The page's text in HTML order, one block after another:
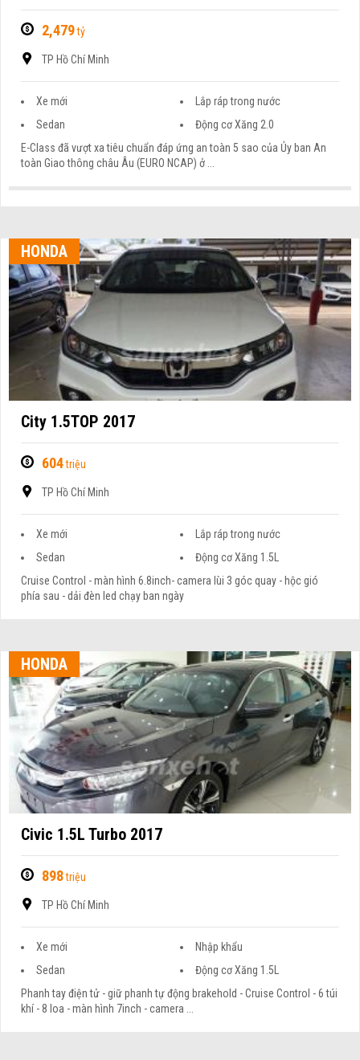
2,479tỷ
TP Hồ Chí Minh
Xe mới
Lắp ráp trong nước
Sedan
Động cơ Xăng 2.0
E-Class đã vượt xa tiêu chuẩn đáp ứng an toàn 5 sao của Ủy ban An
toàn Giao thông châu Âu (EURO NCAP) ở ...
HONDA
City 1.5TOP 2017
604triệu
TP Hồ Chí Minh
Xe mới
Lắp ráp trong nước
Sedan
Động cơ Xăng 1.5L
Cruise Control - màn hình 6.8inch- camera lùi 3 góc quay - hộc gió
phía sau - dải đèn led chạy ban ngày
HONDA
Civic 1.5L Turbo 2017
898triệu
TP Hồ Chí Minh
Xe mới
Nhập khẩu
Sedan
Động cơ Xăng 1.5L
Phanh tay điện tử - giữ phanh tự động brakehold - Cruise Control - 6 túi
khí - 8 loa - màn hình 7inch - camera ...